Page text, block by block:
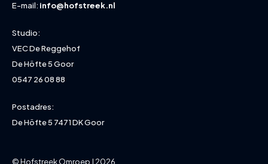
E-mail: info@hofstreek.nl
Studio:
VEC De Reggehof
De Höfte 5 Goor
0547 26 08 88
Postadres:
De Höfte 5 7471 DK Goor
© Hofstreek Omroep | 2026